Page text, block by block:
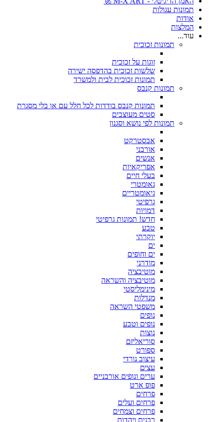
תמונות עגולות
אודות
המלצות
עוד...
תמונות זכוכית
זוגות על זכוכית
שלשות זכוכית בהדפסה ישירה
תמונות זכוכית לבית ולמשרד
תמונות קנבס
תמונות קנבס בודדות לכל חלל עם או בלי מסגרת
סטים מעוצבים
תמונות לפי נושא וסגנון
אבסטרקט
אורבני
אנשים
אפריקאיות
בעלי חיים
גאומטרי
גיאומטריים
גרפיטי
דמויות
חדש! תמונות גרפיטי
טבע
יוקרתי
ים
ים וחופים
מודרני
מוטיבציה
מוטיבציה והשראה
מינימליסטי
מנדלות
משפטי השראה
נופים
נופים וטבע
נוצות
סוריאליזם
ספורט
עיצוב נורדי
עצים
ערים ונופים אורבניים
פופ ארט
פרחים
פרחים ועלים
פרחים וצמחים
רבנים ויהדות